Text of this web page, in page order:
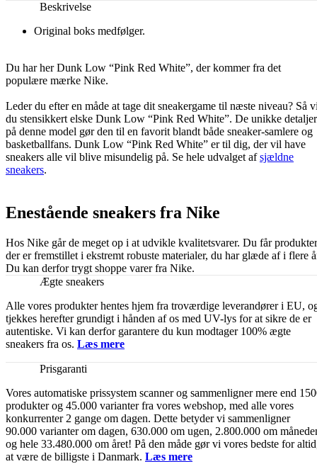
Beskrivelse
Original boks medfølger.
Du har her Dunk Low “Pink Red White”, der kommer fra det
populære mærke Nike.
Leder du efter en måde at tage dit sneakergame til næste niveau? Så
du stensikkert elske Dunk Low “Pink Red White”. De unikke detaljer
på denne model gør den til en favorit blandt både sneaker-samlere og
basketballfans. Dunk Low “Pink Red White” er til dig, der vil have
sneakers alle vil blive misundelig på. Se hele udvalget afsjældne
sneakers.
Enestående sneakers fra Nike
Hos Nike går de meget op i at udvikle kvalitetsvarer. Du får
der er fremstillet i ekstremt robuste materialer, du har glæde af i flere
Du kan derfor trygt shoppe varer fra Nike.
Ægte sneakers
Alle vores produkter hentes hjem fra troværdige leverandører i EU,
tjekkes herefter grundigt i hånden af os med UV-lys for at sikre de er
autentiske. Vi kan derfor garantere du kun modtager 100% ægte
sneakers fra os. Læs mere
Prisgaranti
Vores automatiske prissystem scanner og sammenligner mere end
produkter og 45.000 varianter fra vores webshop, med alle vores
konkurrenter 2 gange om dagen. Dette betyder vi sammenligner
90.000 varianter om dagen, 630.000 om ugen, 2.800.000 om
og hele 33.480.000 om året! På den måde gør vi vores bedste for
at være de billigste i Danmark. Læs mere